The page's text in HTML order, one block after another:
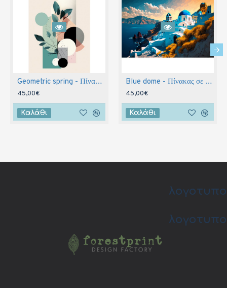
Geometric spring - Πίνακας σε καμβά
45,00€
Καλάθι
Blue dome - Πίνακας σε καμβά
45,00€
Καλάθι
λογοτυπο
λογοτυπο